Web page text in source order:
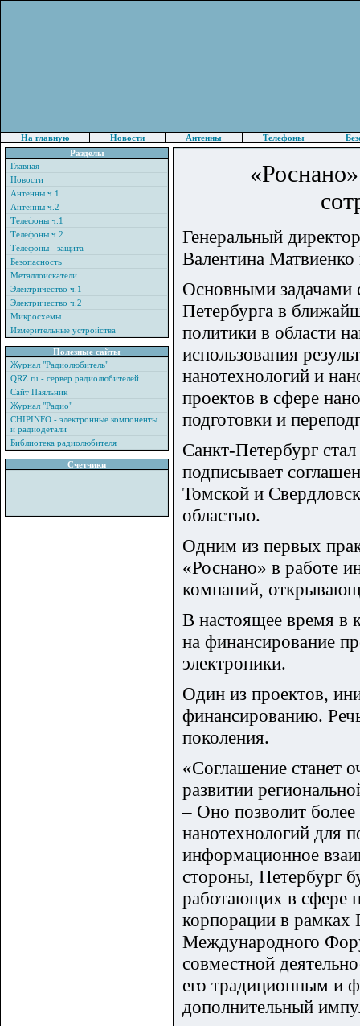
На главную Новости Антенны Телефоны
Разделы
Главная
Новости
Антенны ч.1
Антенны ч.2
Телефоны ч.1
Телефоны ч.2
Телефоны - защита
Безопасность
Металлоискатели
Электричество ч.1
Электричество ч.2
Микросхемы
Измерительные устройства
Полезные сайты
Журнал "Радиолюбитель"
QRZ.ru - сервер радиолюбителей
Сайт Паяльник
Журнал "Радио"
CHIPINFO - электронные компоненты
и радиодетали
Библиотека радиолюбителя
Счетчики
Генеральный
Валентина Матвиенко
Основными задачами
Петербурга в
политики в области
использования
нанотехнологий и
проектов в сфере
подготовки и
Санкт-Петербург
подписывает
Томской и
областью.
Одним из первых
«Роснано» в работе
компаний,
В настоящее время в
на финансирование
электроники.
Один из проектов,
финансированию.
поколения.
«Соглашение станет
развитии
– Оно позволит более
нанотехнологий для
информационное
стороны, Петербург
работающих в сфере
корпорации в
Международного
совместной
его традиционным и
дополнительный